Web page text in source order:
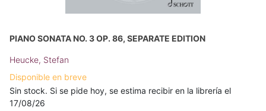
PIANO SONATA NO. 3 OP. 86, SEPARATE EDITION
Heucke, Stefan
Disponible en breve
Sin stock. Si se pide hoy, se estima recibir en la librería el
17/08/26